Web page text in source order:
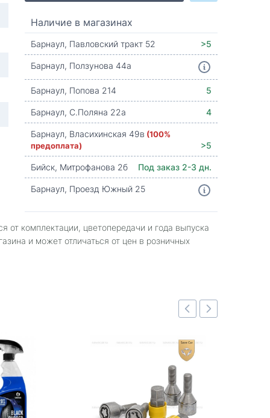
Наличие в магазинах
Барнаул, Павловский тракт 52
>5
Барнаул, Ползунова 44а
Барнаул, Попова 214
5
Барнаул, С.Поляна 22а
4
Барнаул, Власихинская 49в (100%
предоплата)
>5
Бийск, Митрофанова 2б
Под заказ 2-3 дн.
Барнаул, Проезд Южный 25
от комплектации, цветопередачи и года выпуска
и может отличаться от цен в розничных